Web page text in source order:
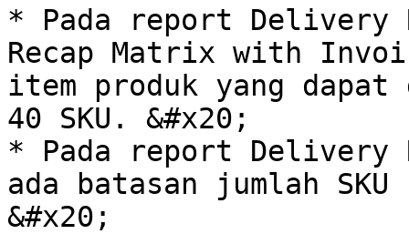
* Pada report Delivery
Recap Matrix with
item produk yang dapat
40 SKU. &#x20;
* Pada report Delivery
ada batasan jumlah
&#x20;